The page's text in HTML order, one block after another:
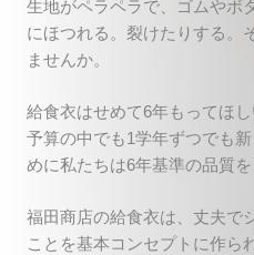
生地がペラペラで、ゴムやボ
にほつれる。裂けたりする。
ませんか。
給食衣はせめて6年もってほ
予算の中でも1学年ずつでも
めに私たちは6年基準の品質を
福田商店の給食衣は、丈夫で
ことを基本コンセプトに作ら